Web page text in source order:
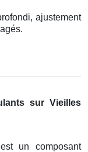
ajustement
sur Vieilles
un composant